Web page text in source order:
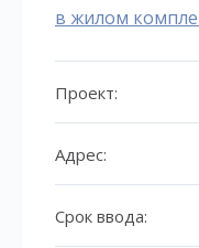
в жилом
Проект:
Адрес:
Срок ввода: